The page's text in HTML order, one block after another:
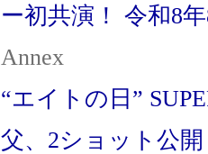
ー初共演！ 令和8
Annex
“エイトの日”
父、2ショット公